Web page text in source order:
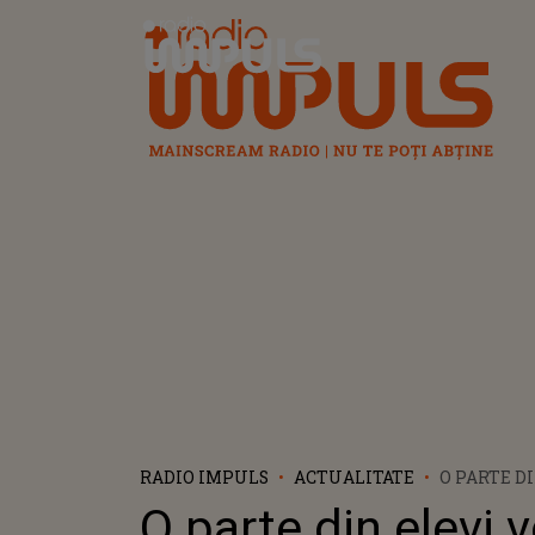
Radio Impuls
RADIO IMPULS ACTUALITATE
O PARTE
SAU ÎN